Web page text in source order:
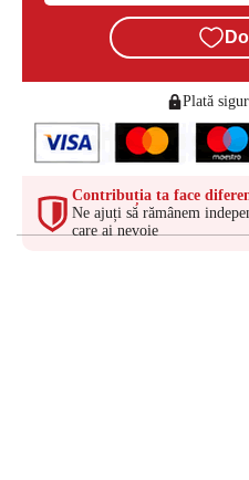
Plată
Contribuția ta face
Ne ajuți să rămânem
care ai nevoie